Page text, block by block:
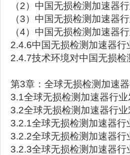
（2）中国无损检测加速器
（3）中国无损检测加速器
（4）中国无损检测加速器
2.4.6中国无损检测加速器行
2.4.7技术环境对中国无损
第3章：全球无损检测加速
3.1全球无损检测加速器行
3.2全球无损检测加速器行
3.2.1全球无损检测加速器行
3.2.2全球无损检测加速器行
3.2.3全球无损检测加速器行